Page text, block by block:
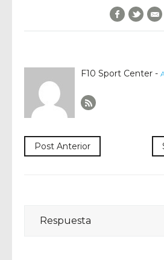
Facebook
F10 Sport Center -
Post Anterior
Respuesta